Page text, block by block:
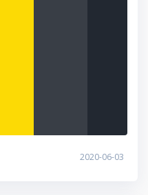
2020-06-03